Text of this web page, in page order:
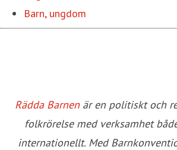
Barn, ungdom
Rädda Barnen är en politiskt och
folkrörelse med verksamhet
internationellt. Med